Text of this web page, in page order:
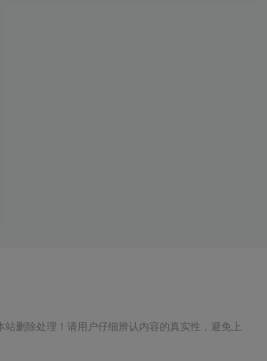
删除处理！请用户仔细辨认内容的真实性，避免上